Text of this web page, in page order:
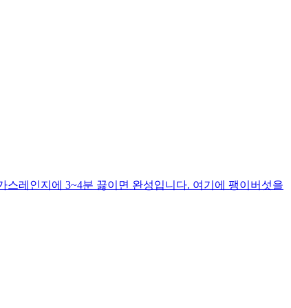
레인지에 3~4분 끓이면 완성입니다. 여기에 팽이버섯을